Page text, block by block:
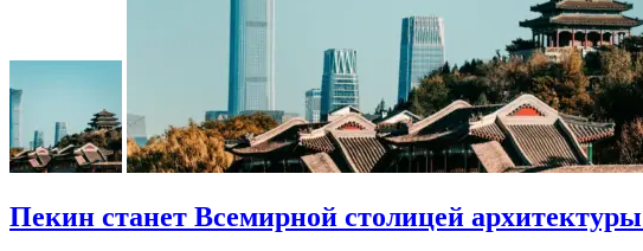
Пекин станет Всемирной столицей